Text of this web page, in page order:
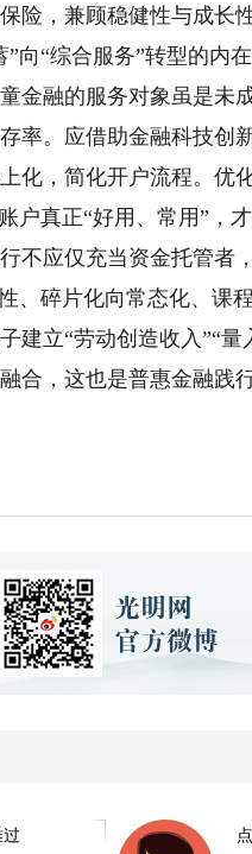
险，兼顾稳健性与成长
向“综合服务”转型的内在
融的服务对象虽是未
率。应借助金融科技创
化，简化开户流程。优
真正“好用、常用”，才
应仅充当资金托管者
、碎片化向常态化、课
建立“劳动创造收入”“量
合，这也是普惠金融践
过